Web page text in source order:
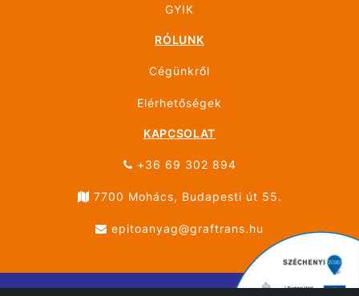
GYIK
RÓLUNK
Cégünkről
Elérhetőségek
KAPCSOLAT
+36 69 302 894
7700 Mohács, Budapesti út 55.
epitoanyag@graftrans.hu